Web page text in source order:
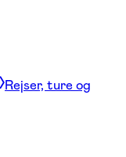
Rejser, ture og